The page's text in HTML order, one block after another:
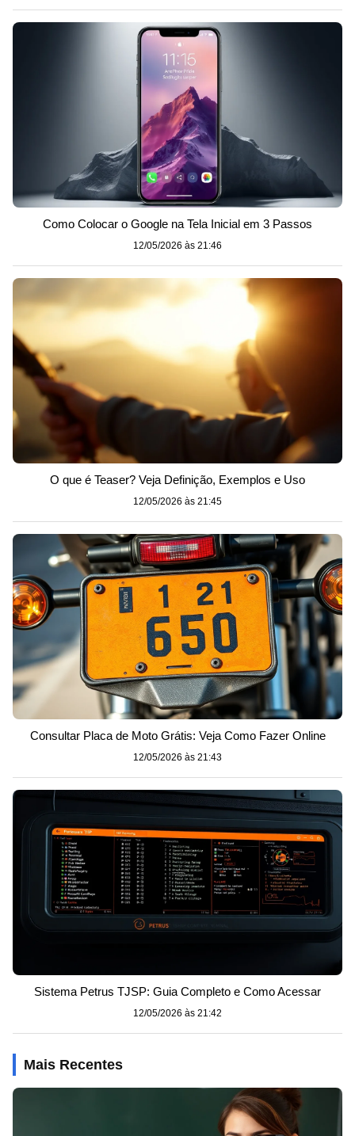
Como Colocar o Google na Tela Inicial em 3 Passos
12/05/2026 às 21:46
O que é Teaser? Veja Definição, Exemplos e Uso
12/05/2026 às 21:45
Consultar Placa de Moto Grátis: Veja Como Fazer Online
12/05/2026 às 21:43
Sistema Petrus TJSP: Guia Completo e Como Acessar
12/05/2026 às 21:42
Mais Recentes